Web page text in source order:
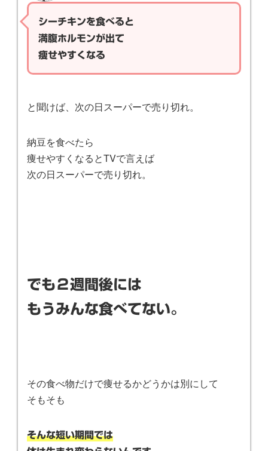
シーチキンを食べると
満腹ホルモンが出て
痩せやすくなる
と聞けば、次の日スーパーで売り切れ。
納豆を食べたら
痩せやすくなるとTVで言えば
次の日スーパーで売り切れ。
でも２週間後には
もうみんな食べてない。
その食べ物だけで痩せるかどうかは別にして
そもそも
そんな短い期間では